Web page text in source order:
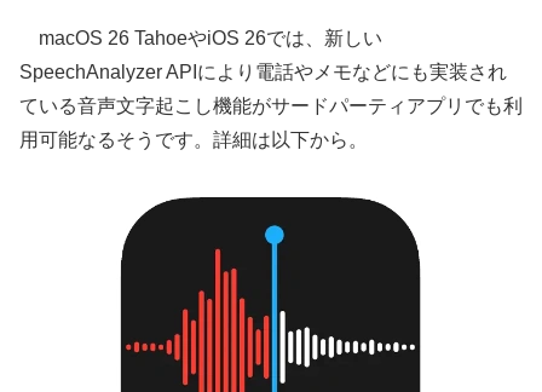
macOS 26 TahoeやiOS 26では、新しい
SpeechAnalyzer APIにより電話やメモなどにも実装され
ている音声文字起こし機能がサードパーティアプリでも利
用可能なるそうです。詳細は以下から。